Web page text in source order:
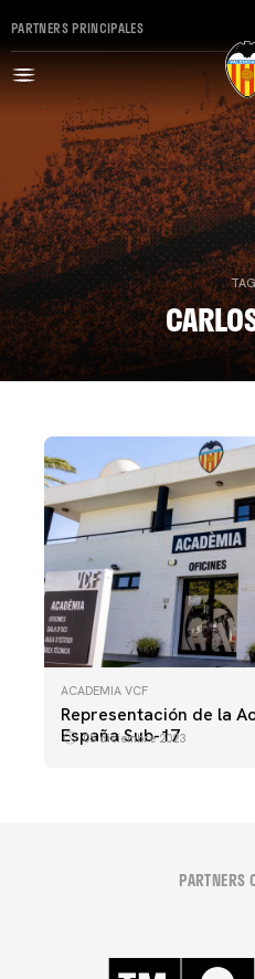
PARTNERS PRINCIPALES
ACADEMIA VCF
Representación de la
España Sub-17
05 diciembre 2023
PARTNERS